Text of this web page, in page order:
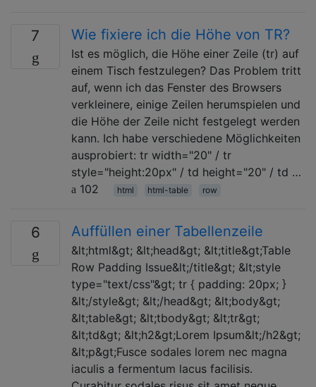
7 Wie fixiere ich die Höhe von TR?
Ist es möglich, die Höhe einer Zeile (tr) auf
einem Tisch festzulegen? Das Problem tritt
auf, wenn ich das Fenster des Browsers
verkleinere, einige Zeilen herumspielen und
die Höhe der Zeile nicht festgelegt werden
kann. Ich habe verschiedene Möglichkeiten
ausprobiert: tr width="20" / tr
style="height:20px" / td height="20" / td …
102
html html-table row
6 Auffüllen einer Tabellenzeile
&lt;html&gt; &lt;head&gt; &lt;title&gt;Table
Row Padding Issue&lt;/title&gt; &lt;style
type="text/css"&gt; tr { padding: 20px; }
&lt;/style&gt; &lt;/head&gt; &lt;body&gt;
&lt;table&gt; &lt;tbody&gt; &lt;tr&gt;
&lt;td&gt; &lt;h2&gt;Lorem Ipsum&lt;/h2&gt;
&lt;p&gt;Fusce sodales lorem nec magna
iaculis a fermentum lacus facilisis.